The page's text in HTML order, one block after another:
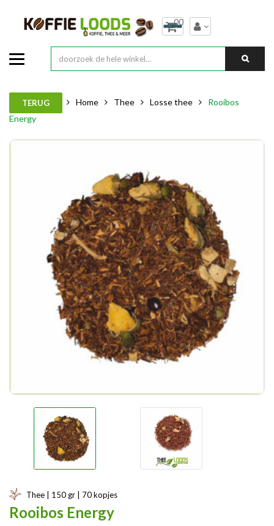
00
TERUG Home Thee Losse thee
Rooibos
Energy
Thee | 150 gr | 70 kopjes
Rooibos Energy